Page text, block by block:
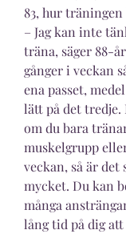
83, hur
– Jag kan inte
träna, säger 88-
gånger i veckan
ena passet,
lätt på det
om du bara
muskelgrupp
veckan, så är
mycket. Du kan
många
lång tid på dig